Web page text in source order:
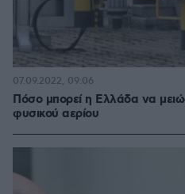
Πόσο μπορεί η Ελλάδα να
φυσικού αερίου
07.09.2022, 09:06